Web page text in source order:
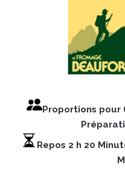
Proportions pour
Repos 2 h 20